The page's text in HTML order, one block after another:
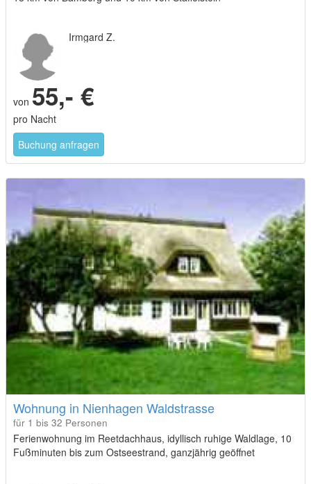
Irmgard Z.
von 55,- €
pro Nacht
Buchung anfragen
Wohnung in Nienhagen Waldstrasse
für 1 bis 32 Personen
Ferienwohnung im Reetdachhaus, idyllisch ruhige Waldlage, 10
Fußminuten bis zum Ostseestrand, ganzjährig geöffnet